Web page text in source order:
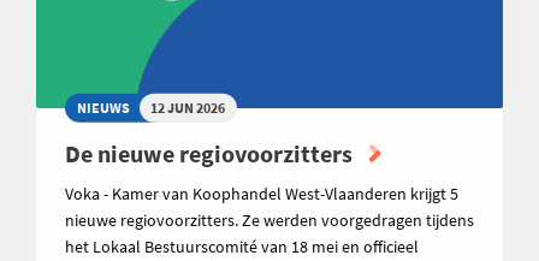
NIEUWS 12 JUN 2026
De nieuwe regiovoorzitters
Voka - Kamer van Koophandel West-Vlaanderen krijgt 5
nieuwe regiovoorzitters. Ze werden voorgedragen tijdens
het Lokaal Bestuurscomité van 18 mei en officieel